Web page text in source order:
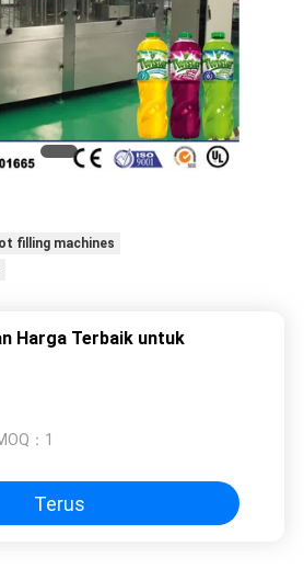
filling machines
Harga Terbaik untuk
： 1
Terus